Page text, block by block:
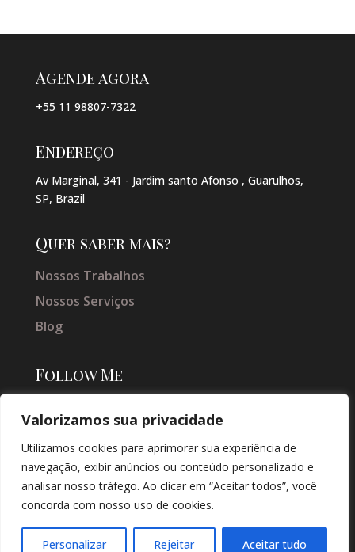
Valorizamos sua privacidade
Utilizamos cookies para aprimorar sua experiência de
navegação, exibir anúncios ou conteúdo personalizado e
analisar nosso tráfego. Ao clicar em “Aceitar todos”, você
concorda com nosso uso de cookies.
Personalizar Rejeitar Aceitar tudo
Agende agora
+55 11 98807-7322
Endereço
Av Marginal, 341 - Jardim santo Afonso , Guarulhos,
SP, Brazil
Quer saber mais?
Nossos Trabalhos
Nossos Serviços
Blog
Follow Me
SOLUÇÕES DIGITAIS |
CRIAÇÃO DE SITES